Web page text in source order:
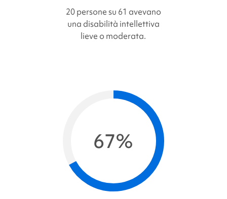
20 persone su 61 avevano
una disabilità intellettiva
lieve o moderata.
67%